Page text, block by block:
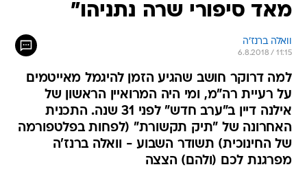
מאד סיפורי שרה נתניהו"
וואלה ברנז'ה
6.8.2018 / 11:15
למה דרוקר חושב שהגיע הזמן להיגמל מאייטמים
על רעיית רה"מ, ומי היה המרואיין הראשון של
אילנה דיין ב"ערב חדש" לפני 31 שנה. התכנית
האחרונה של "תיק תקשורת" (לפחות בפלטפורמה
של החינוכית) תשודר השבוע - וואלה ברנז'ה
מפרגנת לכם (ולהם) הצצה